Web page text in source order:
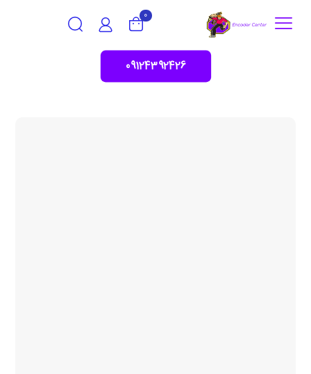
0
09124392426